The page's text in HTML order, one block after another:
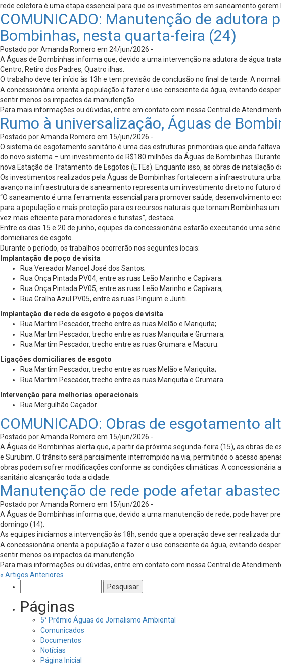
rede coletora é uma etapa essencial para que os investimentos em saneamento
COMUNICADO: Manutenção de
Bombinhas, nesta quarta-feira (24)
Postado por Amanda Romero em 24/jun/2026 -
A Águas de Bombinhas informa que, devido a uma intervenção na adutora de água
Centro, Retiro dos Padres, Quatro ilhas.
O trabalho deve ter início às 13h e tem previsão de conclusão no final de tarde. A
A concessionária orienta a população a fazer o uso consciente da água, evitando
sentir menos os impactos da manutenção.
Para mais informações ou dúvidas, entre em contato com nossa Central de
Rumo à universalização, Águas de
Postado por Amanda Romero em 15/jun/2026 -
O sistema de esgotamento sanitário é uma das estruturas primordiais que ainda
do novo sistema – um investimento de R$180 milhões da Águas de Bombinhas.
nova Estação de Tratamento de Esgotos (ETEs). Enquanto isso, as obras de
Os investimentos realizados pela Águas de Bombinhas fortalecem a infraestrutura
avanço na infraestrutura de saneamento representa um investimento direto no futuro
“O saneamento é uma ferramenta essencial para promover saúde, desenvolvimento
para a população e mais proteção para os recursos naturais que tornam Bombinhas
vez mais eficiente para moradores e turistas”, destaca.
Entre os dias 15 e 20 de junho, equipes da concessionária estarão executando uma
domiciliares de esgoto.
Durante o período, os trabalhos ocorrerão nos seguintes locais:
Implantação de poço de visita
Rua Vereador Manoel José dos Santos;
Rua Onça Pintada PV04, entre as ruas Leão Marinho e Capivara;
Rua Onça Pintada PV05, entre as ruas Leão Marinho e Capivara;
Rua Gralha Azul PV05, entre as ruas Pinguim e Juriti.
Implantação de rede de esgoto e poços de visita
Rua Martim Pescador, trecho entre as ruas Melão e Mariquita;
Rua Martim Pescador, trecho entre as ruas Mariquita e Grumara;
Rua Martim Pescador, trecho entre as ruas Grumara e Macuru.
Ligações domiciliares de esgoto
Rua Martim Pescador, trecho entre as ruas Melão e Mariquita;
Rua Martim Pescador, trecho entre as ruas Mariquita e Grumara.
Intervenção para melhorias operacionais
Rua Mergulhão Caçador.
COMUNICADO: Obras de esgotamento
Postado por Amanda Romero em 15/jun/2026 -
A Águas de Bombinhas alerta que, a partir da próxima segunda-feira (15), as obras
e Surubim. O trânsito será parcialmente interrompido na via, permitindo o acesso
obras podem sofrer modificações conforme as condições climáticas. A
sanitário alcançarão toda a cidade.
Manutenção de rede pode afetar
Postado por Amanda Romero em 15/jun/2026 -
A Águas de Bombinhas informa que, devido a uma manutenção de rede, pode haver
domingo (14).
As equipes iniciamos a intervenção às 18h, sendo que a operação deve ser realizada
A concessionária orienta a população a fazer o uso consciente da água, evitando
sentir menos os impactos da manutenção.
Para mais informações ou dúvidas, entre em contato com nossa Central de
« Artigos Anteriores
por:
Páginas
5° Prêmio Águas de Jornalismo Ambiental
Comunicados
Documentos
Notícias
Página Inicial